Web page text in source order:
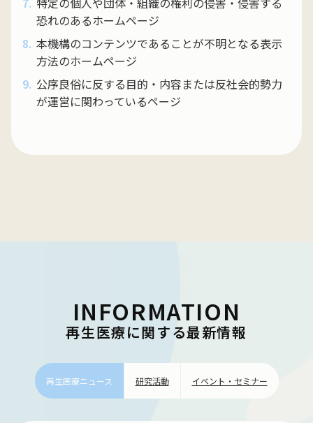
恐れのあるホームページ
本機構のコンテンツであることが不明となる表⽰
⽅法のホームページ
公序良俗に反する⽬的・内容または反社会的勢⼒
が運営に関わっているページ
INFORMATION
再生医療に関する最新情報
再生医療ニュース 研究活動 イベント・セミナー